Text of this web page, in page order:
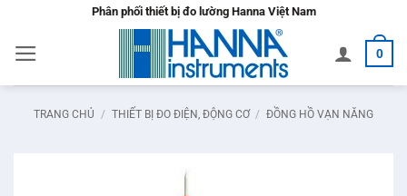
nội
dung
Phân phối thiết bị đo lường Hanna Việt Nam
0
TRANG CHỦ / THIẾT BỊ ĐO ĐIỆN, ĐỘNG CƠ / ĐỒNG HỒ VẠN NĂNG